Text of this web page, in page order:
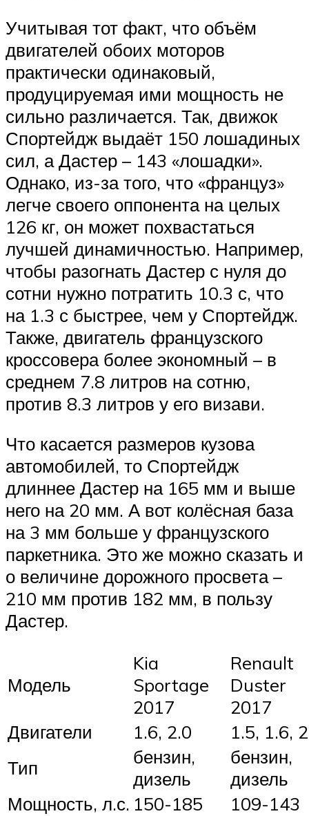
Учитывая тот факт, что объём
двигателей обоих моторов
практически одинаковый,
продуцируемая ими мощность не
сильно различается. Так, движок
Спортейдж выдаёт 150 лошадиных
сил, а Дастер – 143 «лошадки».
Однако, из-за того, что «француз»
легче своего оппонента на целых
126 кг, он может похвастаться
лучшей динамичностью. Например,
чтобы разогнать Дастер с нуля до
сотни нужно потратить 10.3 с, что
на 1.3 с быстрее, чем у Спортейдж.
Также, двигатель французского
кроссовера более экономный – в
среднем 7.8 литров на сотню,
против 8.3 литров у его визави.
Что касается размеров кузова
автомобилей, то Спортейдж
длиннее Дастер на 165 мм и выше
него на 20 мм. А вот колёсная база
на 3 мм больше у французского
паркетника. Это же можно сказать и
о величине дорожного просвета –
210 мм против 182 мм, в пользу
Дастер.
Модель
Kia
Sportage
2017
Renault
Duster
2017
Двигатели
1.6, 2.0
1.5, 1.6,
Тип
бензин,
дизель
бензин,
дизель
Мощность, л.с. 150-185
109-143